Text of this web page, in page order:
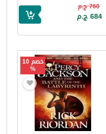
760 ج.م
684 ج.م
خصم 10
%